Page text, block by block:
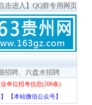
点击进入】QQ群专用网页
招聘、 六盘水招聘
单位招考信息(200条)
【本站微信公众号】